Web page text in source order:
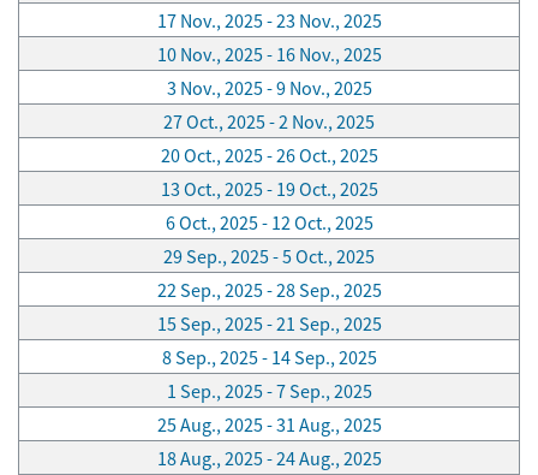
17 Nov., 2025 - 23 Nov., 2025
10 Nov., 2025 - 16 Nov., 2025
3 Nov., 2025 - 9 Nov., 2025
27 Oct., 2025 - 2 Nov., 2025
20 Oct., 2025 - 26 Oct., 2025
13 Oct., 2025 - 19 Oct., 2025
6 Oct., 2025 - 12 Oct., 2025
29 Sep., 2025 - 5 Oct., 2025
22 Sep., 2025 - 28 Sep., 2025
15 Sep., 2025 - 21 Sep., 2025
8 Sep., 2025 - 14 Sep., 2025
1 Sep., 2025 - 7 Sep., 2025
25 Aug., 2025 - 31 Aug., 2025
18 Aug., 2025 - 24 Aug., 2025